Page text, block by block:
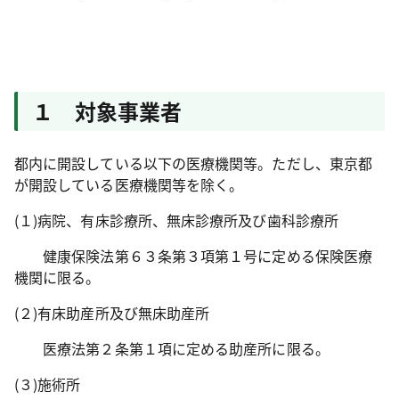
１ 対象事業者
都内に開設している以下の医療機関等。ただし、東京都
が開設している医療機関等を除く。
(１)病院、有床診療所、無床診療所及び歯科診療所
健康保険法第６３条第３項第１号に定める保険医療
機関に限る。
(２)有床助産所及び無床助産所
医療法第２条第１項に定める助産所に限る。
(３)施術所